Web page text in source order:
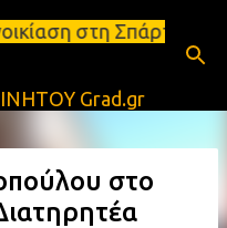
περιεχόμενοΕνοικιάσεις
Grad.gr
στο